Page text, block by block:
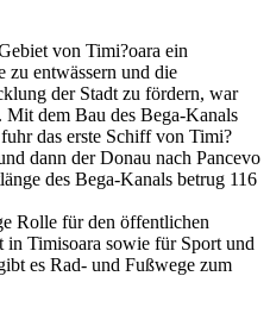
von Timi?oara ein
zu entwässern und die
der Stadt zu fördern, war
dem Bau des Bega-Kanals
das erste Schiff von Timi?
dann der Donau nach Pancevo
des Bega-Kanals betrug 116
Rolle für den öffentlichen
Timisoara sowie für Sport und
es Rad- und Fußwege zum